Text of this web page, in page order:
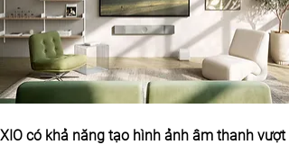
XIO có khả năng tạo hình ảnh âm thanh vượt